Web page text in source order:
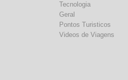
Tecnologia
Geral
Pontos Turisticos
Videos de Viagens